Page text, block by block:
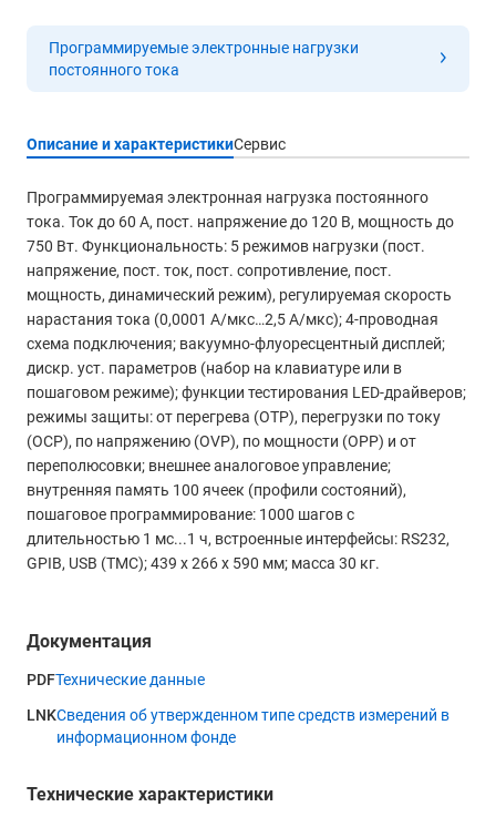
Программируемые электронные нагрузки
постоянного тока
Описание и характеристикиСервис
Программируемая электронная нагрузка постоянного
тока. Ток до 60 А, пост. напряжение до 120 В, мощность до
750 Вт. Функциональность: 5 режимов нагрузки (пост.
напряжение, пост. ток, пост. сопротивление, пост.
мощность, динамический режим), регулируемая скорость
нарастания тока (0,0001 А/мкс…2,5 А/мкс); 4-проводная
схема подключения; вакуумно-флуоресцентный дисплей;
дискр. уст. параметров (набор на клавиатуре или в
пошаговом режиме); функции тестирования LED-драйверов;
режимы защиты: от перегрева (OTP), перегрузки по току
(ОСР), по напряжению (OVP), по мощности (OPP) и от
переполюсовки; внешнее аналоговое управление;
внутренняя память 100 ячеек (профили состояний),
пошаговое программирование: 1000 шагов с
длительностью 1 мс...1 ч, встроенные интерфейсы: RS232,
GPIB, USB (TMC); 439 х 266 х 590 мм; масса 30 кг.
Документация
PDFТехнические данные
LNKСведения об утвержденном типе средств измерений в
информационном фонде
Технические характеристики